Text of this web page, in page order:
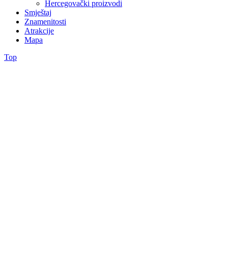
Hercegovački proizvodi
Smještaj
Znamenitosti
Atrakcije
Mapa
Top